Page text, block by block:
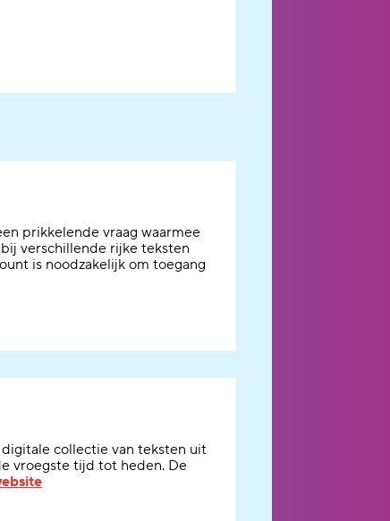
prikkelende vraag waarmee
verschillende rijke teksten
is noodzakelijk om toegang
collectie van teksten uit
vroegste tijd tot heden. De